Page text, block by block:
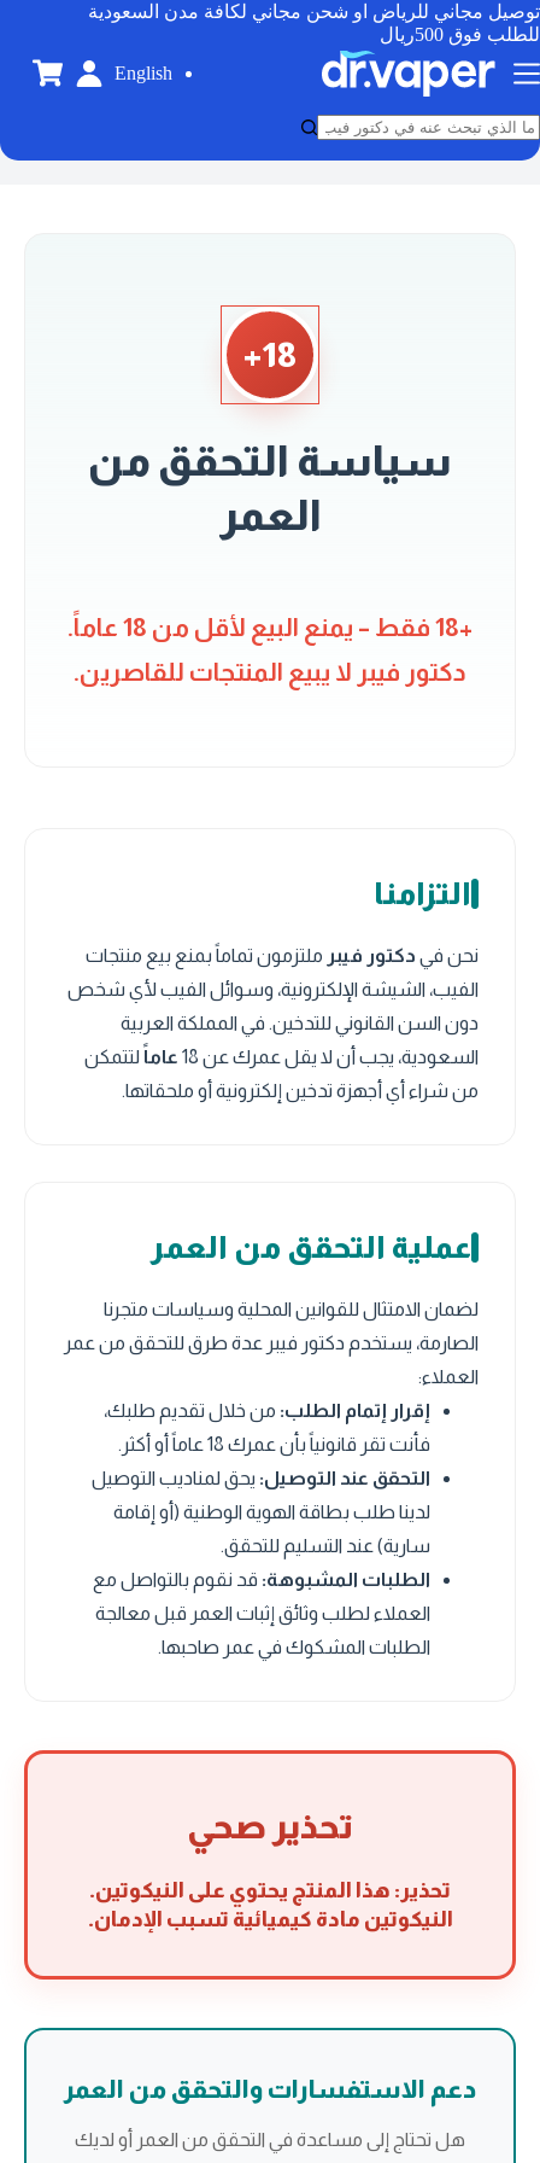
توصيل مجاني للرياض او شحن مجاني لكافة مدن السعودية
للطلب فوق 500ريال
English
18+
سياسة التحقق من
العمر
+18 فقط – يمنع البيع لأقل من 18 عاماً.
دكتور فيبر لا يبيع المنتجات للقاصرين.
التزامنا
نحن في دكتور فيبر ملتزمون تماماً بمنع بيع منتجات
الفيب، الشيشة الإلكترونية، وسوائل الفيب لأي شخص
دون السن القانوني للتدخين. في المملكة العربية
السعودية، يجب أن لا يقل عمرك عن 18
عاماً لتتمكن
من شراء أي أجهزة تدخين إلكترونية أو ملحقاتها.
عملية التحقق من العمر
لضمان الامتثال للقوانين المحلية وسياسات متجرنا
الصارمة، يستخدم دكتور فيبر عدة طرق للتحقق من عمر
العملاء:
إقرار إتمام الطلب: من خلال تقديم طلبك،
فأنت تقر قانونياً بأن عمرك 18 عاماً أو أكثر.
التحقق عند التوصيل: يحق لمناديب التوصيل
لدينا طلب بطاقة الهوية الوطنية (أو إقامة
سارية) عند التسليم للتحقق.
الطلبات المشبوهة: قد نقوم بالتواصل مع
العملاء لطلب وثائق إثبات العمر قبل معالجة
الطلبات المشكوك في عمر صاحبها.
تحذير صحي
تحذير: هذا المنتج يحتوي على النيكوتين.
النيكوتين مادة كيميائية تسبب الإدمان.
دعم الاستفسارات والتحقق من العمر
هل تحتاج إلى مساعدة في التحقق من العمر أو لديك